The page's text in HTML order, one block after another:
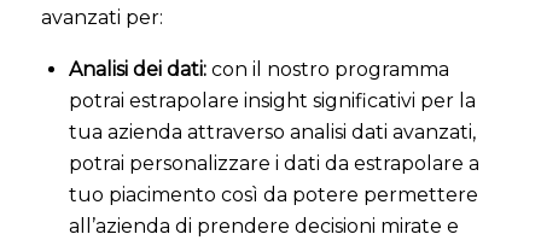
avanzati per:
Analisi dei dati:con il nostro programma
potrai estrapolare insight significativi per la
tua azienda attraverso analisi dati avanzati,
potrai personalizzare i dati da estrapolare a
tuo piacimento così da potere permettere
all’azienda di prendere decisioni mirate e